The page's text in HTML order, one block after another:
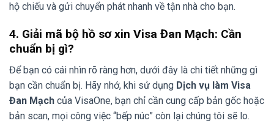
hộ chiếu và gửi chuyển phát nhanh về tận nhà cho bạn.
4. Giải mã bộ hồ sơ xin Visa Đan Mạch: Cần
chuẩn bị gì?
Để bạn có cái nhìn rõ ràng hơn, dưới đây là chi tiết những gì
bạn cần chuẩn bị. Hãy nhớ, khi sử dụng Dịch vụ làm Visa
Đan Mạch của VisaOne, bạn chỉ cần cung cấp bản gốc hoặc
bản scan, mọi công việc “bếp núc” còn lại chúng tôi sẽ lo.